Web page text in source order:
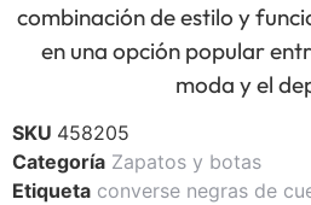
combinación de estilo y
en una opción popular
moda y el
SKU 458205
Categoría Zapatos y botas
Etiqueta converse negras de